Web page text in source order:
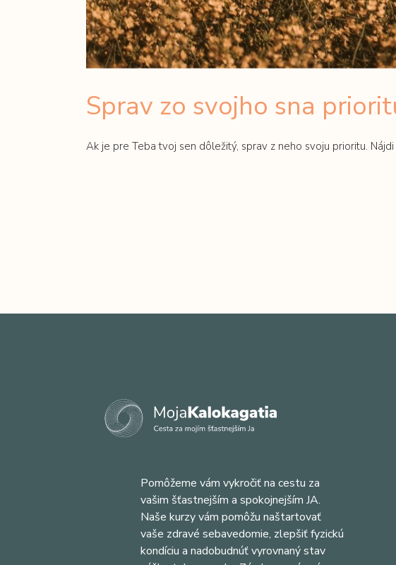
Sprav zo svojho sna
Ak je pre Teba tvoj sen dôležitý, sprav z neho svoju prioritu.
Pomôžeme vám vykročiť na cestu za
vašim šťastnejším a spokojnejším JA.
Naše kurzy vám pomôžu naštartovať
vaše zdravé sebavedomie, zlepšiť fyzickú
kondíciu a nadobudnúť vyrovnaný stav